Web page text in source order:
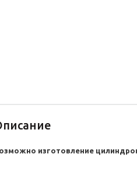
изготовление